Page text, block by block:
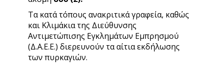
Τα κατά τόπους ανακριτικά γραφεία, καθώς
και Κλιμάκια της Διεύθυνσης
Αντιμετώπισης Εγκλημάτων Εμπρησμού
(Δ.Α.Ε.Ε.) διερευνούν τα αίτια εκδήλωσης
των πυρκαγιών.